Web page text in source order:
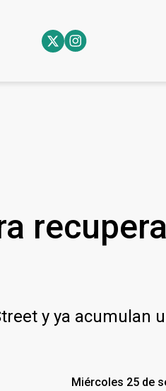
y ya acumulan
Miércoles 25 de